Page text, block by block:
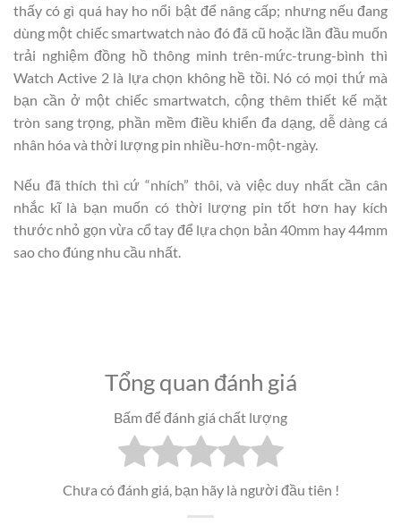
thấy có gì quá hay ho nổi bật để nâng cấp; nhưng nếu đang
dùng một chiếc smartwatch nào đó đã cũ hoặc lần đầu muốn
trải nghiệm đồng hồ thông minh trên-mức-trung-bình thì
Watch Active 2 là lựa chọn không hề tồi. Nó có mọi thứ mà
bạn cần ở một chiếc smartwatch, cộng thêm thiết kế mặt
tròn sang trọng, phần mềm điều khiển đa dạng, dễ dàng cá
nhân hóa và thời lượng pin nhiều-hơn-một-ngày.
Nếu đã thích thì cứ “nhích” thôi, và việc duy nhất cần cân
nhắc kĩ là bạn muốn có thời lượng pin tốt hơn hay kích
thước nhỏ gọn vừa cổ tay để lựa chọn bản 40mm hay 44mm
sao cho đúng nhu cầu nhất.
Tổng quan đánh giá
Bấm để đánh giá chất lượng
Chưa có đánh giá, bạn hãy là người đầu tiên !